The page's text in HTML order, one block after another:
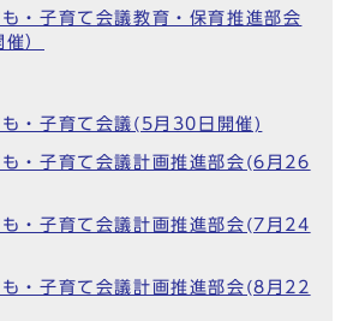
・子育て会議教育・保育推進部会
）
・子育て会議(5月30日開催)
・子育て会議計画推進部会(6月26
・子育て会議計画推進部会(7月24
・子育て会議計画推進部会(8月22